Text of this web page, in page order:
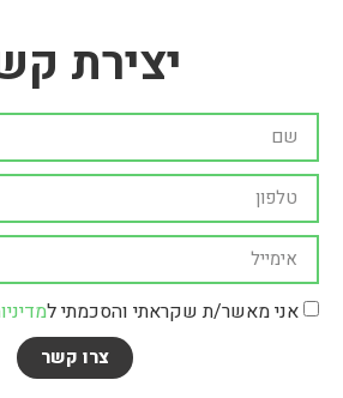
יצירת
אני מאשר/ת שקראתי והסכמתי ל
צרו קשר